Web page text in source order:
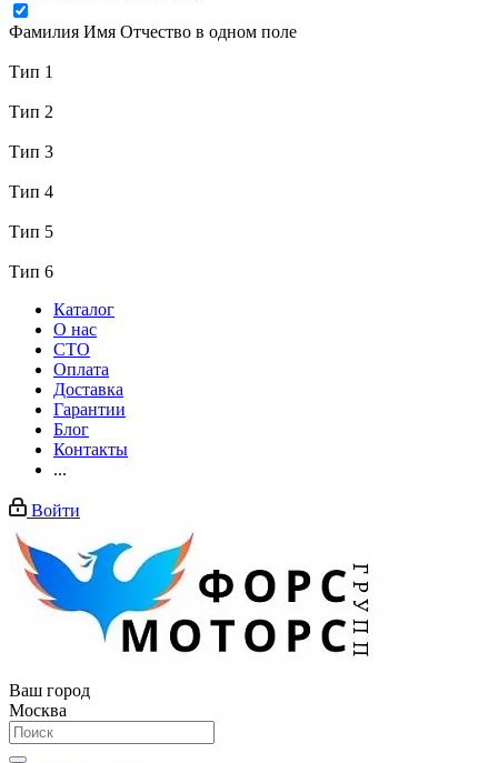
Фамилия Имя Отчество в одном поле
Тип 1
Тип 2
Тип 3
Тип 4
Тип 5
Тип 6
Каталог
О нас
СТО
Оплата
Доставка
Гарантии
Блог
Контакты
...
Войти
Ваш город
Москва